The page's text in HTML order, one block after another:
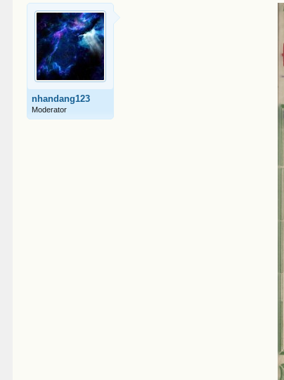
nhandang123
Moderator